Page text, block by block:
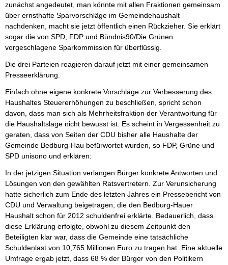
zunächst angedeutet, man könnte mit allen Fraktionen gemeinsam
über ernsthafte Sparvorschläge im Gemeindehaushalt
nachdenken, macht sie jetzt öffentlich einen Rückzieher. Sie erklärt
sogar die von SPD, FDP und Bündnis90/Die Grünen
vorgeschlagene Sparkommission für überflüssig.
Die drei Parteien reagieren darauf jetzt mit einer gemeinsamen
Presseerklärung.
Einfach ohne eigene konkrete Vorschläge zur Verbesserung des
Haushaltes Steuererhöhungen zu beschließen, spricht schon
davon, dass man sich als Mehrheitsfraktion der Verantwortung für
die Haushaltslage nicht bewusst ist. Es scheint in Vergessenheit zu
geraten, dass von Seiten der CDU bisher alle Haushalte der
Gemeinde Bedburg-Hau befürwortet wurden, so FDP, Grüne und
SPD unisono und erklären:
In der jetzigen Situation verlangen Bürger konkrete Antworten und
Lösungen von den gewählten Ratsvertretern. Zur Verunsicherung
hatte sicherlich zum Ende des letzten Jahres ein Pressebericht von
CDU und Verwaltung beigetragen, die den Bedburg-Hauer
Haushalt schon für 2012 schuldenfrei erklärte. Bedauerlich, dass
diese Erklärung erfolgte, obwohl zu diesem Zeitpunkt den
Beteiligten klar war, dass die Gemeinde eine tatsächliche
Schuldenlast von 10,765 Millionen Euro zu tragen hat. Eine aktuelle
Umfrage ergab jetzt, dass 68 % der Bürger von den Politikern